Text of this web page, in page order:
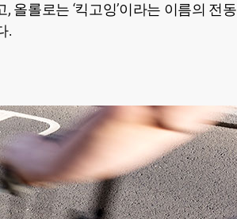
올롤로는 ‘킥고잉’이라는 이름의 전동
.